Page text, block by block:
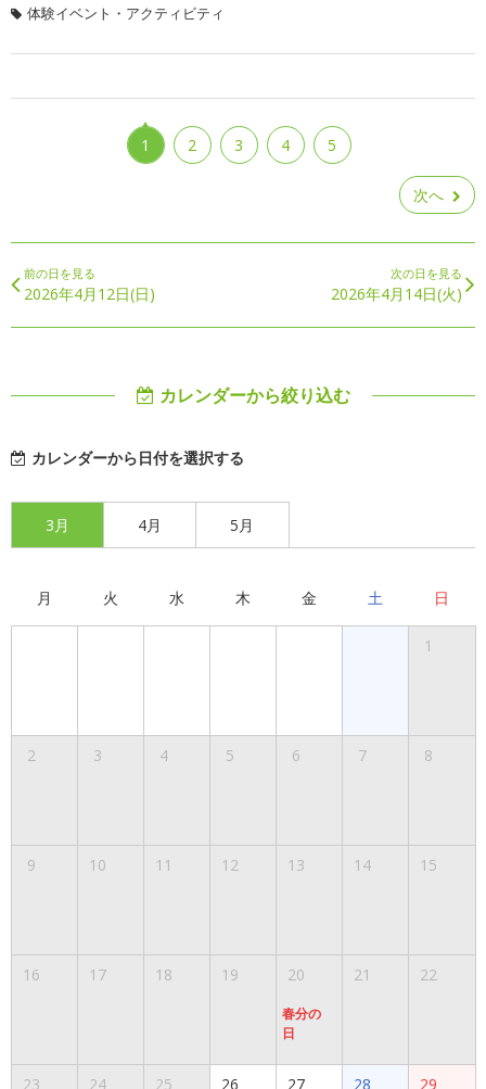
体験イベント・アクティビティ
1 2 3 4 5
次へ
前の日を見る
2026年4月12日(日)
次の日を見る
2026年4月14日(火)
カレンダーから絞り込む
カレンダーから日付を選択する
3月 4月 5月
月 火 水 木 金 土 日
1
2 3 4 5 6 7 8
9 10 11 12 13 14 15
16 17 18 19 20
春分の
日
21 22
23 24 25 26 27 28 29